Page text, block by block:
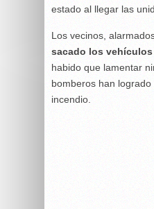
estado al llegar las
Los vecinos,
sacado los
habido que lamentar
bomberos han
incendio.